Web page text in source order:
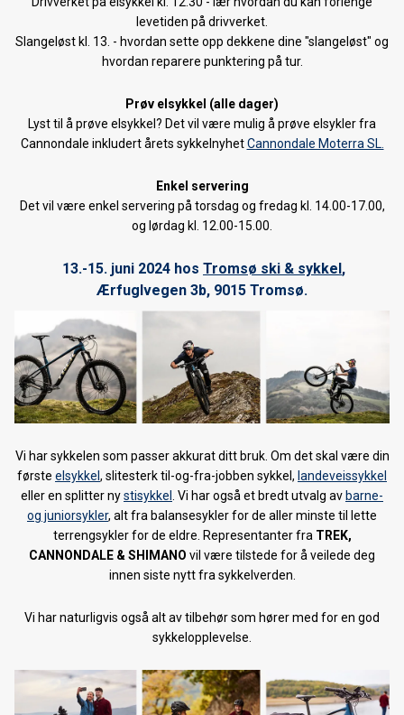
Nordnorsk sykkelmesse 2019
Smøretips: Kvaløya Skimaraton 2019
Smøretips: Tromsø skimaraton 2019
Velge riktig fjellski
Forhåndsbestilling av 2019 TREK sykler starter nå!
Sykkeldemo 01.09.18
Forhåndsbestilling av 2019 SANTA CRUZ sykler
ShopRide
Elsykkeldag 16. juni
Behind the scenes: OL 2018
Tromsø Skimaraton 2018
Smøretips Tromsø skimaraton 2018
Marcialonga 2018
Sendingsfrister for julegaver 2017
Nordnorsk skimesse 2017
levetiden på drivverket.
Slangeløst kl. 13. - hvordan sette opp dekkene dine "slangeløst" og
hvordan reparere punktering på tur.
Prøv elsykkel (alle dager)
Lyst til å prøve elsykkel? Det vil være mulig å prøve elsykler fra
Cannondale inkludert årets sykkelnyhetCannondale Moterra SL.
Enkel servering
Det vil være enkel servering på torsdag og fredag kl. 14.00-17.00,
og lørdag kl. 12.00-15.00.
13.-15. juni 2024 hos Tromsø ski & sykkel,
Ærfuglvegen 3b, 9015 Tromsø.
Vi har sykkelen som passer akkurat ditt bruk. Om det skal være din
første elsykkel, slitesterk til-og-fra-jobben sykkel, landeveissykkel
eller en splitter nystisykkel . Vi har også et bredt utvalg avbarne-
og juniorsykler, alt fra balansesykler for de aller minste til lette
terrengsykler for de eldre. Representanter fra TREK,
CANNONDALE & SHIMANO vil være tilstede for å veilede deg
innen siste nytt fra sykkelverden.
Vi har naturligvis også alt av tilbehør som hører med for en god
sykkelopplevelse.